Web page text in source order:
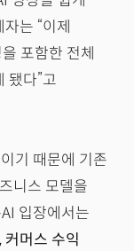
는 “이제
포함한 전체
됐다”고
기 때문에 기존
니스 모델을
입장에서는
커머스 수익